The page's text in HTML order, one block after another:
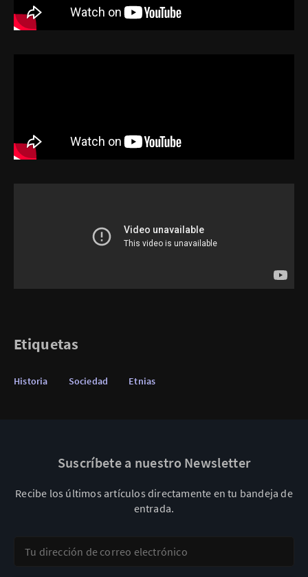
Etiquetas
Historia Sociedad Etnias
Suscríbete a nuestro Newsletter
Recibe los últimos artículos directamente en tu bandeja de
entrada.